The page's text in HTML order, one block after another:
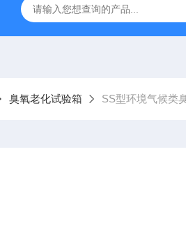
湿热）试验箱 DE-TS-S450三箱
臭氧老化试验箱 SS型环境气候类